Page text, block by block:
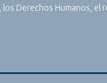
Derechos Humanos, el